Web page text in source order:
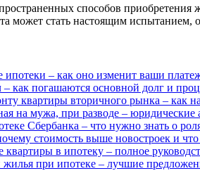
способов
может стать настоящим испытанием,
ипотеки – как оно изменит ваши
как погашаются основной долг и
квартиры вторичного рынка – как
на мужа, при разводе – юридические
Сбербанка – что нужно знать о
стоимость выше новостроек и
в ипотеку – полное
жилья при ипотеке – лучшие